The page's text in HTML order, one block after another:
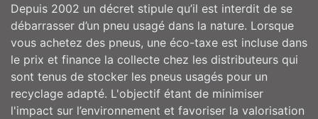
Depuis 2002 un décret stipule qu’il est interdit de se
débarrasser d’un pneu usagé dans la nature. Lorsque
vous achetez des pneus, une éco-taxe est incluse dans
le prix et finance la collecte chez les distributeurs qui
sont tenus de stocker les pneus usagés pour un
recyclage adapté. L'objectif étant de minimiser
l'impact sur l’environnement et favoriser la valorisation